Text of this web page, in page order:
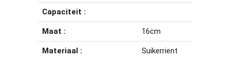
Capaciteit :
Maat : 16cm
Materiaal : Suikerrient